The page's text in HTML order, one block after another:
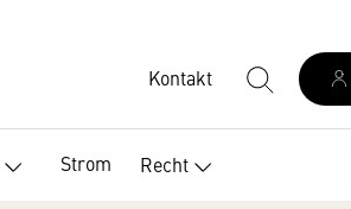
Kontakt
Strom Recht